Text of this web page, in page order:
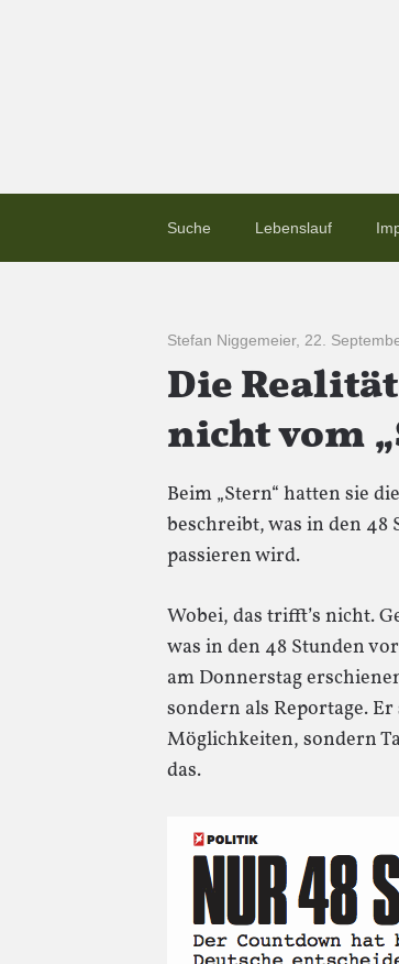
Suche Lebenslauf
Stefan Niggemeier, 22.
Die
nicht vom
Beim „Stern“ hatten sie
beschreibt, was in den
passieren wird.
Wobei, das trifft’s nicht.
was in den 48 Stunden
am Donnerstag
sondern als Reportage.
Möglichkeiten, sondern
das.